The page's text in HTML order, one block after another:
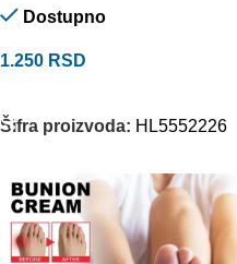
Dostupno
1.250 RSD
Šifra proizvoda: HL5552226